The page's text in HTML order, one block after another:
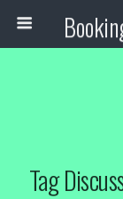
Tag